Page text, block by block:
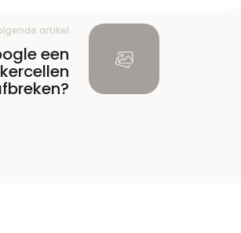
artikel
een